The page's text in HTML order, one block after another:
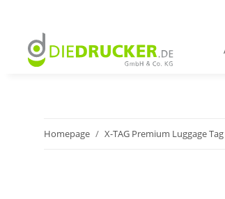
Homepage X-TAG Premium Luggage Tag